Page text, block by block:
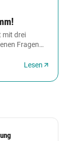
mit drei
Fragen
Lesen